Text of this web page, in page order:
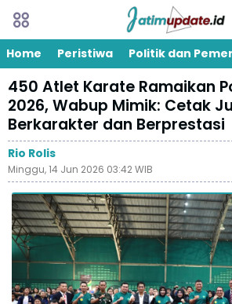
Home Peristiwa Politik dan
450 Atlet Karate Ramaikan
2026, Wabup Mimik: Cetak
Berkarakter dan Berprestasi
Rio Rolis
Minggu, 14 Jun 2026 03:42 WIB